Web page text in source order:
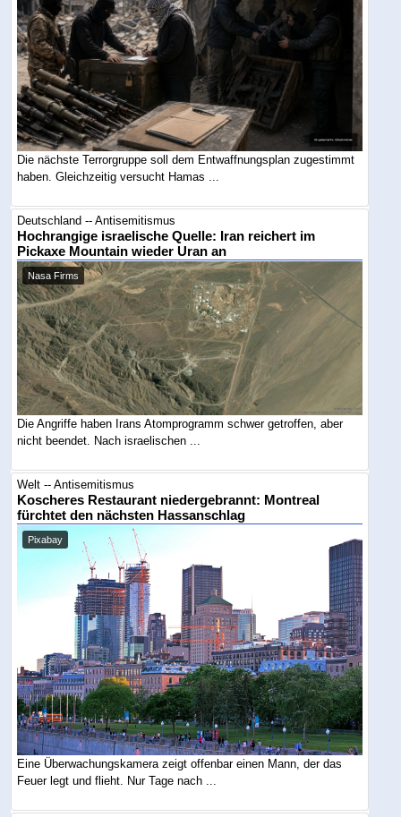
Die nächste Terrorgruppe soll dem Entwaffnungsplan zugestimmt
haben. Gleichzeitig versucht Hamas ...
Deutschland -- Antisemitismus
Hochrangige israelische Quelle: Iran reichert im
Pickaxe Mountain wieder Uran an
Nasa Firms
Die Angriffe haben Irans Atomprogramm schwer getroffen, aber
nicht beendet. Nach israelischen ...
Welt -- Antisemitismus
Koscheres Restaurant niedergebrannt: Montreal
fürchtet den nächsten Hassanschlag
Pixabay
Eine Überwachungskamera zeigt offenbar einen Mann, der das
Feuer legt und flieht. Nur Tage nach ...